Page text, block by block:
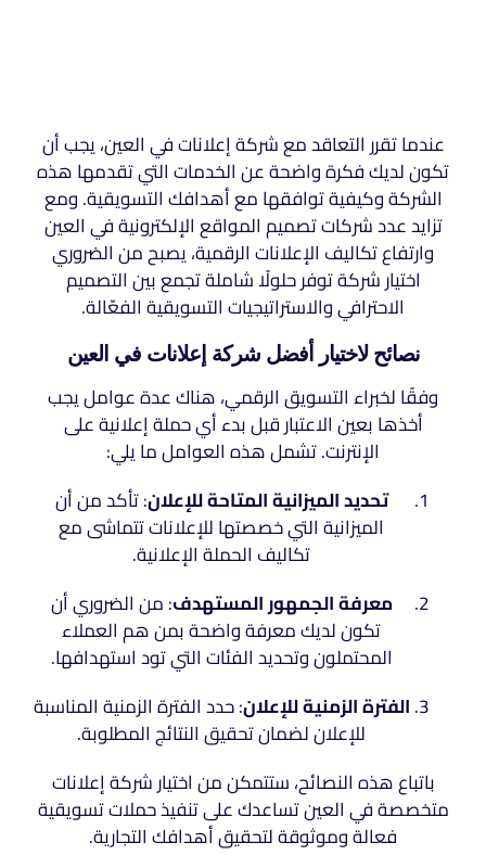
عندما تقرر التعاقد مع شركة إعلانات في العين، يجب أن
تكون لديك فكرة واضحة عن الخدمات التي تقدمها هذه
الشركة وكيفية توافقها مع أهدافك التسويقية. ومع
تزايد عدد شركات تصميم المواقع الإلكترونية في العين
وارتفاع تكاليف الإعلانات الرقمية، يصبح من الضروري
اختيار شركة توفر حلولًا شاملة تجمع بين التصميم
الاحترافي والاستراتيجيات التسويقية الفعّالة.
نصائح لاختيار أفضل شركة إعلانات في العين
وفقًا لخبراء التسويق الرقمي، هناك عدة عوامل يجب
أخذها بعين الاعتبار قبل بدء أي حملة إعلانية على
الإنترنت. تشمل هذه العوامل ما يلي:
تحديد الميزانية المتاحة للإعلان: تأكد من أن
الميزانية التي خصصتها للإعلانات تتماشى مع
تكاليف الحملة الإعلانية.
معرفة الجمهور المستهدف: من الضروري أن
تكون لديك معرفة واضحة بمن هم العملاء
المحتملون وتحديد الفئات التي تود استهدافها.
الفترة الزمنية للإعلان: حدد الفترة الزمنية المناسبة
للإعلان لضمان تحقيق النتائج المطلوبة.
باتباع هذه النصائح، ستتمكن من اختيار شركة إعلانات
متخصصة في العين تساعدك على تنفيذ حملات تسويقية
فعالة وموثوقة لتحقيق أهدافك التجارية.